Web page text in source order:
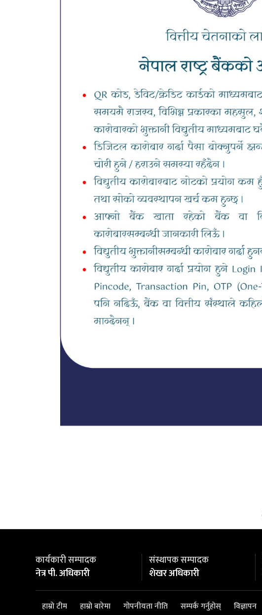
कार्यकारी सम्पादक
नेत्र पी. अधिकारी
संस्थापक सम्पादक
शेखर अधिकारी
हाम्रो टीम हाम्रो बारेमा गोपनीयता नीति सम्पर्क गर्नुहोस् विज्ञापन